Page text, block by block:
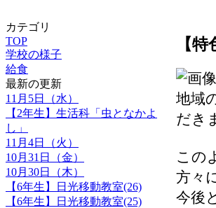
カテゴリ
TOP
学校の様子
給食
最新の更新
11月5日（水）
【2年生】生活科「虫となかよ
し」
11月4日（火）
10月31日（金）
10月30日（木）
【6年生】日光移動教室(26)
【6年生】日光移動教室(25)
【
地域
だき
この
方々
今後